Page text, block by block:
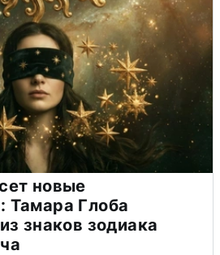
новые
Тамара Глоба
знаков зодиака